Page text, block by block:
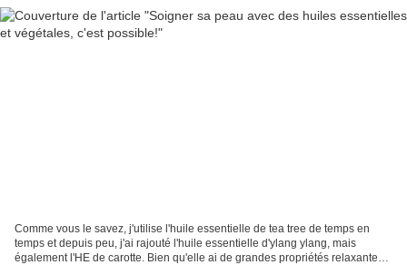
Comme vous le savez, j'utilise l'huile essentielle de tea tree de temps en
temps et depuis peu, j'ai rajouté l'huile essentielle d'ylang ylang, mais
également l'HE de carotte. Bien qu'elle ai de grandes propriétés relaxantes,